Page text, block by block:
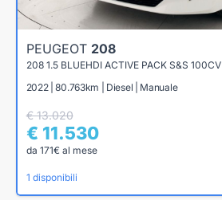
PEUGEOT 208
208 1.5 BLUEHDI ACTIVE PACK S&S 100CV
2022 | 80.763km | Diesel | Manuale
€ 13.020
€ 11.530
da 171€ al mese
1 disponibili